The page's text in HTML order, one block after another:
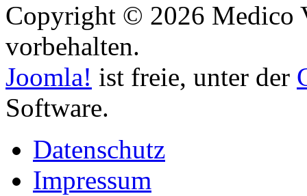
Copyright © 2026 Medico
vorbehalten.
Joomla! ist freie, unter der
Software.
Datenschutz
Impressum